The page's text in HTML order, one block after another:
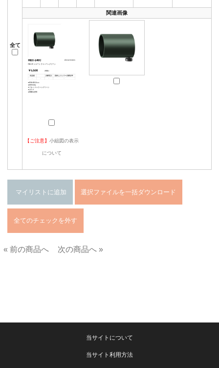
全て
関連画像
【ご注意】 小組図の表示
について
« 前の商品へ
次の商品へ »
当サイトについて
当サイト利用方法